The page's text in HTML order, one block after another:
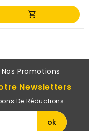
shopping_cart
Promotions
Newsletters
De Réductions.